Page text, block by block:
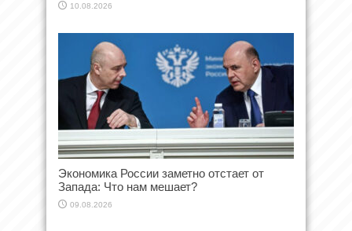
10.08.2026
Экономика России заметно отстает от
Запада: Что нам мешает?
09.08.2026